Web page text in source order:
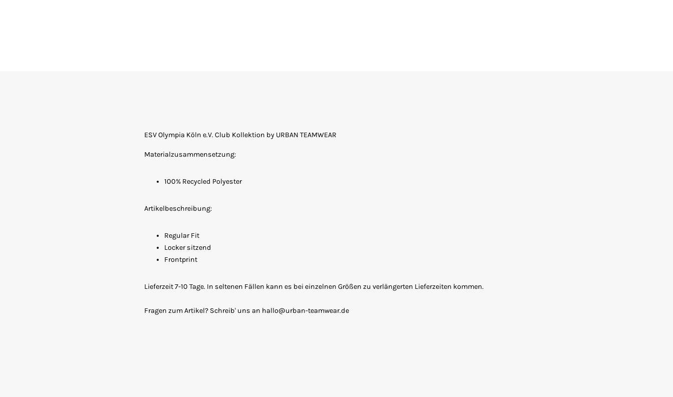
ESV Olympia Köln e.V. Club Kollektion by URBAN TEAMWEAR
Materialzusammensetzung:
100% Recycled Polyester
Artikelbeschreibung:
Regular Fit
Locker sitzend
Frontprint
Lieferzeit 7-10 Tage. In seltenen Fällen kann es bei einzelnen Größen zu verlängerten Lieferzeiten kommen.
Fragen zum Artikel? Schreib' uns an hallo@urban-teamwear.de